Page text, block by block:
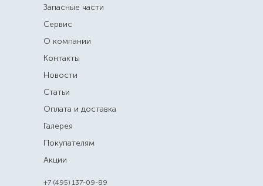
Запасные части
Сервис
О компании
Контакты
Новости
Статьи
Оплата и доставка
Галерея
Покупателям
Акции
+7 (495) 137-09-89